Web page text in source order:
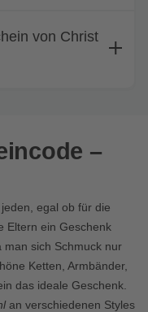
von Christ
–
egal ob für die
Eltern ein Geschenk
man sich Schmuck nur
Ketten, Armbänder,
das ideale Geschenk.
an verschiedenen Styles